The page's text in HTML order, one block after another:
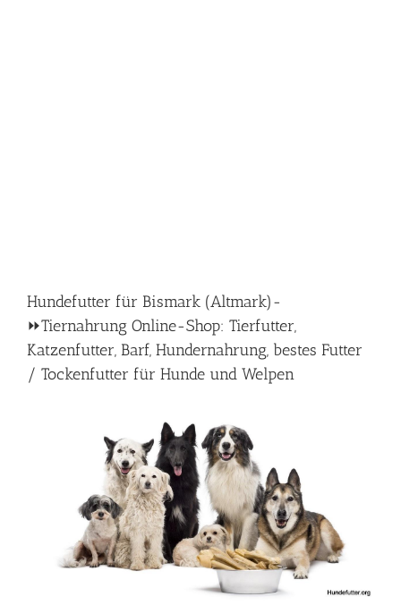
Hundefutter für Bismark (Altmark)-
⏩Tiernahrung Online-Shop: Tierfutter,
Katzenfutter, Barf, Hundernahrung, bestes Futter
/ Tockenfutter für Hunde und Welpen